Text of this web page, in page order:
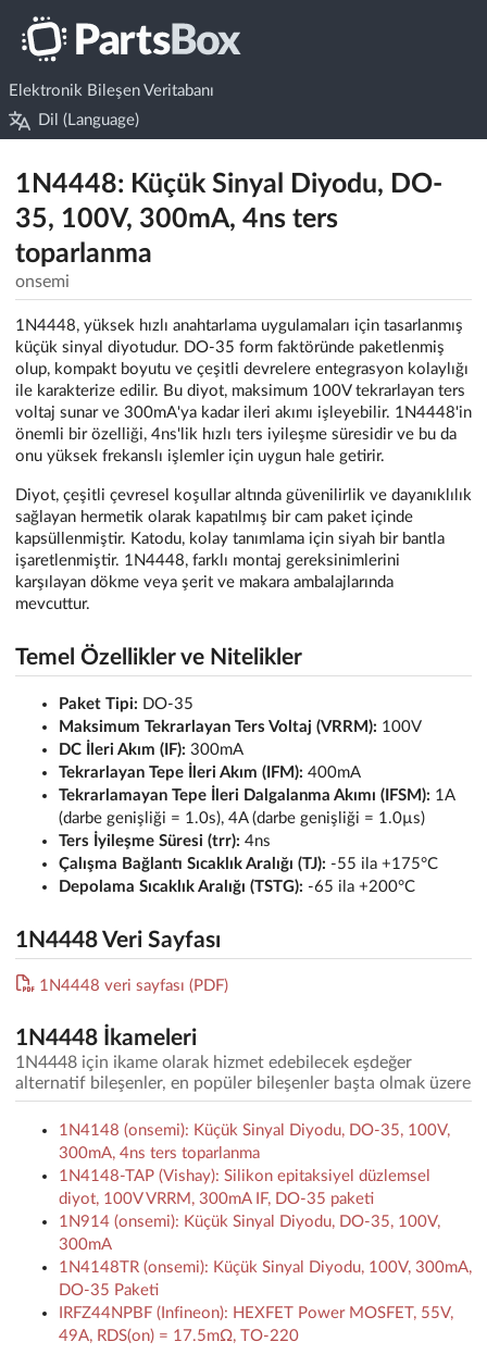
Elektronik Bileşen Veritabanı
Dil (Language)
1N4448: Küçük Sinyal Diyodu, DO-
35, 100V, 300mA, 4ns ters
toparlanma
onsemi
1N4448, yüksek hızlı anahtarlama uygulamaları için tasarlanmış
küçük sinyal diyotudur. DO-35 form faktöründe paketlenmiş
olup, kompakt boyutu ve çeşitli devrelere entegrasyon kolaylığı
ile karakterize edilir. Bu diyot, maksimum 100V tekrarlayan ters
voltaj sunar ve 300mA'ya kadar ileri akımı işleyebilir. 1N4448'in
önemli bir özelliği, 4ns'lik hızlı ters iyileşme süresidir ve bu da
onu yüksek frekanslı işlemler için uygun hale getirir.
Diyot, çeşitli çevresel koşullar altında güvenilirlik ve dayanıklılık
sağlayan hermetik olarak kapatılmış bir cam paket içinde
kapsüllenmiştir. Katodu, kolay tanımlama için siyah bir bantla
işaretlenmiştir. 1N4448, farklı montaj gereksinimlerini
karşılayan dökme veya şerit ve makara ambalajlarında
mevcuttur.
Temel Özellikler ve Nitelikler
Paket Tipi: DO-35
Maksimum Tekrarlayan Ters Voltaj (VRRM): 100V
DC İleri Akım (IF): 300mA
Tekrarlayan Tepe İleri Akım (IFM): 400mA
Tekrarlamayan Tepe İleri Dalgalanma Akımı (IFSM): 1A
(darbe genişliği = 1.0s), 4A (darbe genişliği = 1.0µs)
Ters İyileşme Süresi (trr): 4ns
Çalışma Bağlantı Sıcaklık Aralığı (TJ): -55 ila +175°C
Depolama Sıcaklık Aralığı (TSTG): -65 ila +200°C
1N4448 Veri Sayfası
1N4448 veri sayfası (PDF)
1N4448 İkameleri
1N4448 için ikame olarak hizmet edebilecek eşdeğer
alternatif bileşenler, en popüler bileşenler başta olmak üzere
1N4148 (onsemi): Küçük Sinyal Diyodu, DO-35, 100V,
300mA, 4ns ters toparlanma
1N4148-TAP (Vishay): Silikon epitaksiyel düzlemsel
diyot, 100V VRRM, 300mA IF, DO-35 paketi
1N914 (onsemi): Küçük Sinyal Diyodu, DO-35, 100V,
300mA
1N4148TR (onsemi): Küçük Sinyal Diyodu, 100V, 300mA,
DO-35 Paketi
IRFZ44NPBF (Infineon): HEXFET Power MOSFET, 55V,
49A, RDS(on) = 17.5mΩ, TO-220